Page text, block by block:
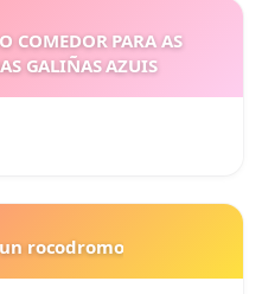
COMEDOR PARA AS
GALIÑAS AZUIS
rocodromo